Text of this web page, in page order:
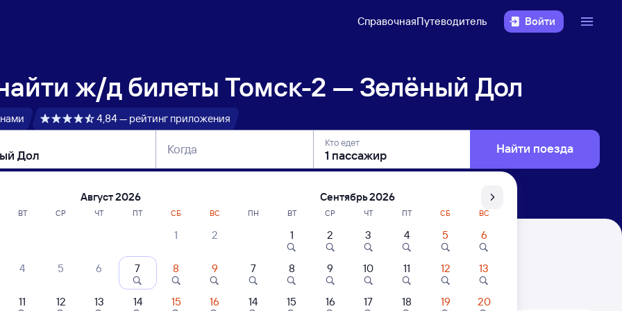
СправочнаяПутеводитель Войти
ж/д билеты Томск-2 — Зелёный Дол
4,84 — рейтинг приложения
Когда Кто едет Найти поезда
поездов Томск-2 — Зелёный Дол
поездов Зелёный Дол — Томск-2
билетов на 4 ноября. Отправление и прибытие по местному времени. Цены за 1 пассажира
Август 2026
ВТ СР ЧТ ПТ СБ ВС
1 2
4 5 6 7 8 9
11 12 13 14 15 16
Сентябрь 2026
ПН ВТ СР ЧТ ПТ СБ ВС
1 2 3 4 5 6
7 8 9 10 11 12 13
14 15 16 17 18 19 20